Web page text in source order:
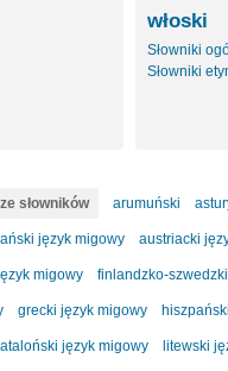
włoski
Słowniki
Słowniki
słowników arumuński
język migowy austriacki
migowy finlandzko-
grecki język migowy
język migowy litewski